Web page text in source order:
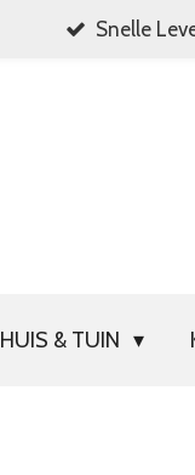
Snelle
HUIS & TUIN